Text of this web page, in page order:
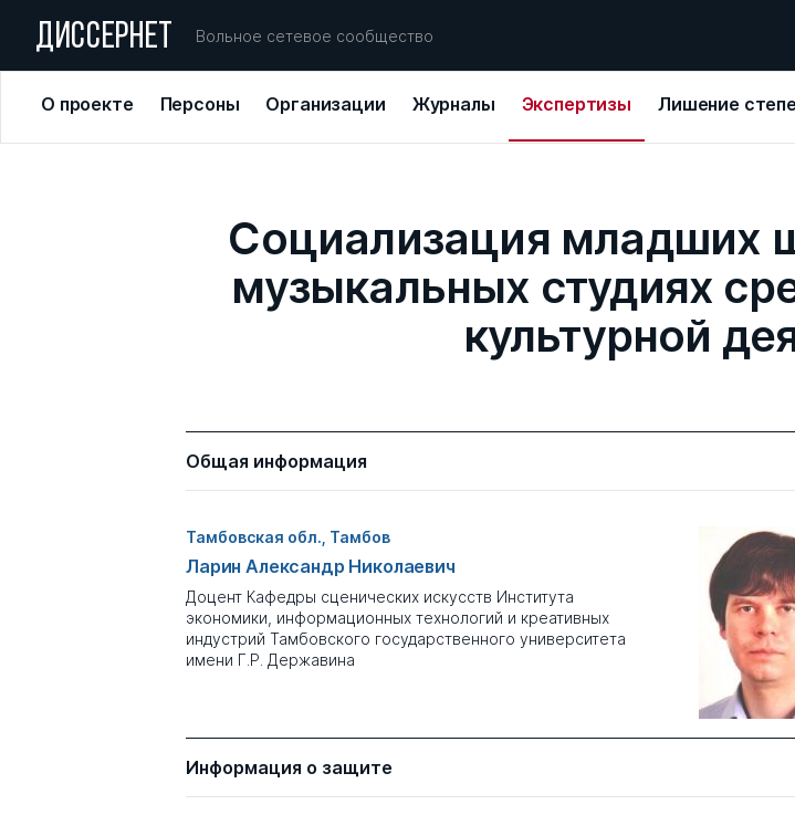
ДИССЕРНЕТ Вольное сетевое сообщество
О проекте Персоны Организации Журналы Экспертизы Лишение
Социализация младших
музыкальных студиях
культурной
Общая информация
Тамбовская обл., Тамбов
Ларин Александр Николаевич
Доцент Кафедры сценических искусств Института
экономики, информационных технологий и креативных
индустрий Тамбовского государственного университета
имени Г.Р. Державина
Информация о защите